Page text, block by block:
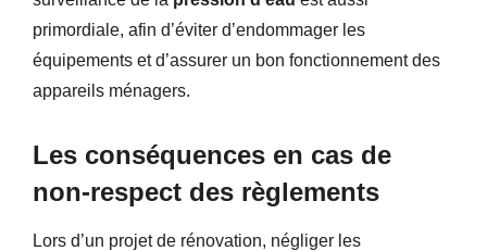
primordiale, afin d’éviter d’endommager les
équipements et d’assurer un bon fonctionnement des
appareils ménagers.
Les conséquences en cas de
non-respect des règlements
Lors d’un projet de rénovation, négliger les